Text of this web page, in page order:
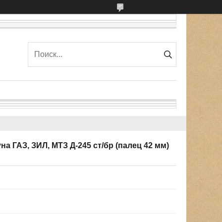
ГАЗ, ЗИЛ, МТЗ Д-245 ст/бр (палец 42 мм)